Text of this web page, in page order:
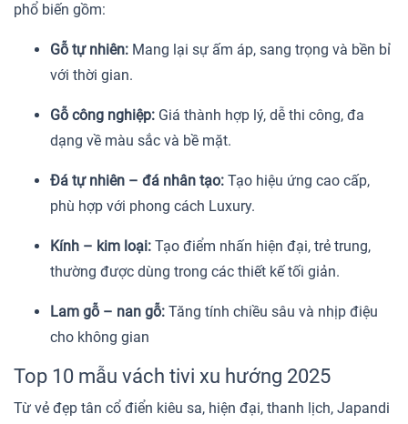
phổ biến gồm:
Gỗ tự nhiên: Mang lại sự ấm áp, sang trọng và bền bỉ
với thời gian.
Gỗ công nghiệp: Giá thành hợp lý, dễ thi công, đa
dạng về màu sắc và bề mặt.
Đá tự nhiên – đá nhân tạo: Tạo hiệu ứng cao cấp,
phù hợp với phong cách Luxury.
Kính – kim loại: Tạo điểm nhấn hiện đại, trẻ trung,
thường được dùng trong các thiết kế tối giản.
Lam gỗ – nan gỗ: Tăng tính chiều sâu và nhịp điệu
cho không gian
Top 10 mẫu vách tivi xu hướng 2025
Từ vẻ đẹp tân cổ điển kiêu sa, hiện đại, thanh lịch, Japandi